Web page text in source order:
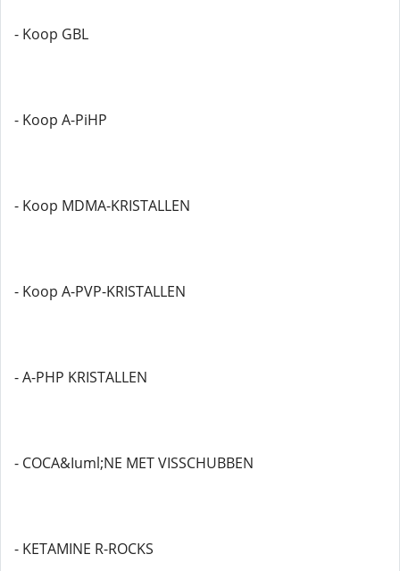
- Koop GBL
- Koop A-PiHP
- Koop MDMA-KRISTALLEN
- Koop A-PVP-KRISTALLEN
- A-PHP KRISTALLEN
- COCA&Iuml;NE MET VISSCHUBBEN
- KETAMINE R-ROCKS